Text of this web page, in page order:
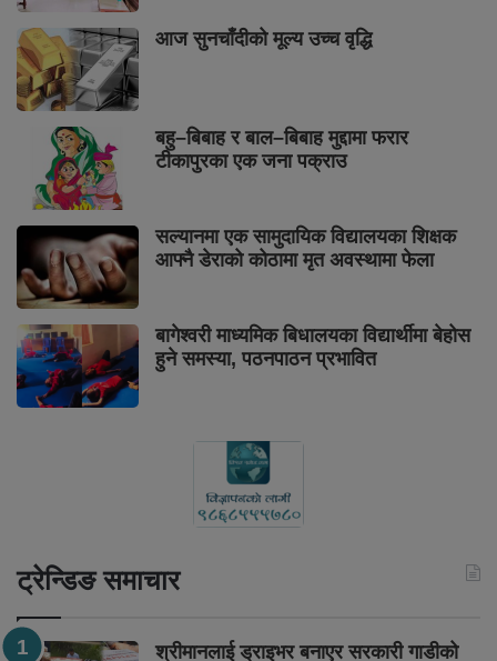
आज सुनचाँदीको मूल्य उच्च वृद्धि
बहु–बिबाह र बाल–बिबाह मुद्दामा फरार
टीकापुरका एक जना पक्राउ
सल्यानमा एक सामुदायिक विद्यालयका शिक्षक
आफ्नै डेराको कोठामा मृत अवस्थामा फेला
बागेश्वरी माध्यमिक बिधालयका विद्यार्थीमा बेहोस
हुने समस्या, पठनपाठन प्रभावित
ट्रेन्डिङ समाचार
श्रीमानलाई ड्राइभर बनाएर सरकारी गाडीको